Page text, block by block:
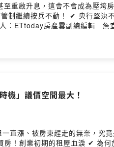
重啟升息，這會不會成為壓垮
」議價空間最大！
直漲、被房東趕走的無奈，究